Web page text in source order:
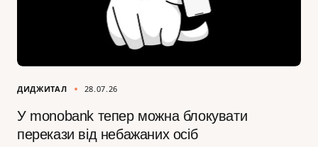
ДИДЖИТАЛ 28.07.26
У monobank тепер можна блокувати
перекази від небажаних осіб